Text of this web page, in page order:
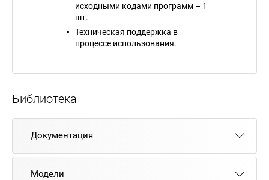
исходными кодами программ – 1
шт.
Техническая поддержка в
процессе использования.
Библиотека
Документация
Модели